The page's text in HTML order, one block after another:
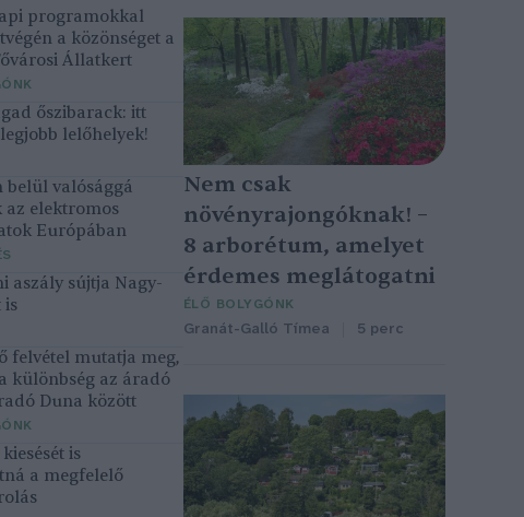
programokkal
a közönséget a
Állatkert
őszibarack: itt
lelőhelyek!
belül valósággá
elektromos
Európában
aszály sújtja Nagy-
is
felvétel mutatja meg,
különbség az áradó
Duna között
is
a megfelelő
Nem csak
növényrajongóknak! –
8 arborétum, amelyet
érdemes meglátogatni
ÉLŐ BOLYGÓNK
Granát-Galló Tímea 5 perc